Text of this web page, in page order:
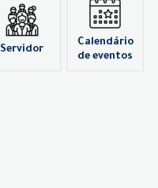
Servidor
Calendário
de eventos